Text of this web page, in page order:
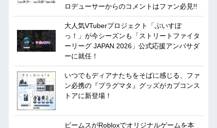
ロデューサーからのコメントはファン必見!!
大人気VTuberプロジェクト「ぶいすぽ
っ！」が今シーズンも「ストリートファイタ
ーリーグ JAPAN 2026」公式応援アンバサダ
ーに就任！
いつでもディアナたちをそばに感じる、ファ
ン必携の『プラグマタ』グッズがカプコンス
トアに新登場！
ビームスがRobloxでオリジナルゲームを本